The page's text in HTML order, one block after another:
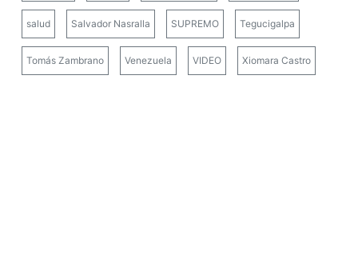
salud Salvador Nasralla SUPREMO Tegucigalpa
Tomás Zambrano Venezuela VIDEO Xiomara Castro